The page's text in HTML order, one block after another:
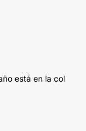
está en la col